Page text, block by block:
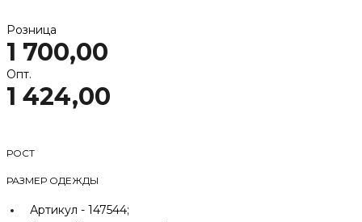
Розница
1 700,00
Опт.
1 424,00
РОСТ
РАЗМЕР ОДЕЖДЫ
Артикул - 147544;